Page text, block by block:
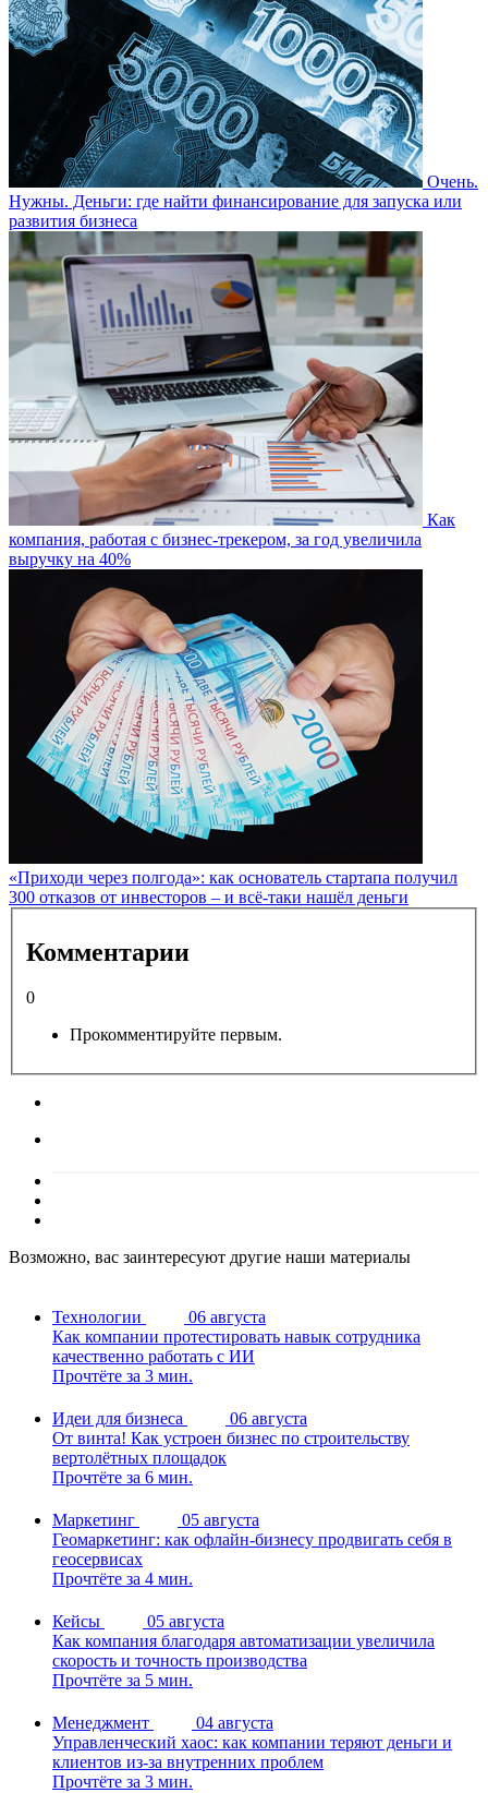
Очень.
Нужны. Деньги: где найти финансирование для запуска или
развития бизнеса
Как
компания, работая с бизнес-трекером, за год увеличила
выручку на 40%
«Приходи через полгода»: как основатель стартапа получил
300 отказов от инвесторов – и всё-таки нашёл деньги
Комментарии
0
Прокомментируйте первым.
Возможно, вас заинтересуют другие наши материалы
Технологии
06 августа
Как компании протестировать навык сотрудника
качественно работать с ИИ
Прочтёте за 3 мин.
Идеи для бизнеса
06 августа
От винта! Как устроен бизнес по строительству
вертолётных площадок
Прочтёте за 6 мин.
Маркетинг
05 августа
Геомаркетинг: как офлайн-бизнесу продвигать себя в
геосервисах
Прочтёте за 4 мин.
Кейсы
05 августа
Как компания благодаря автоматизации увеличила
скорость и точность производства
Прочтёте за 5 мин.
Менеджмент
04 августа
Управленческий хаос: как компании теряют деньги и
клиентов из-за внутренних проблем
Прочтёте за 3 мин.